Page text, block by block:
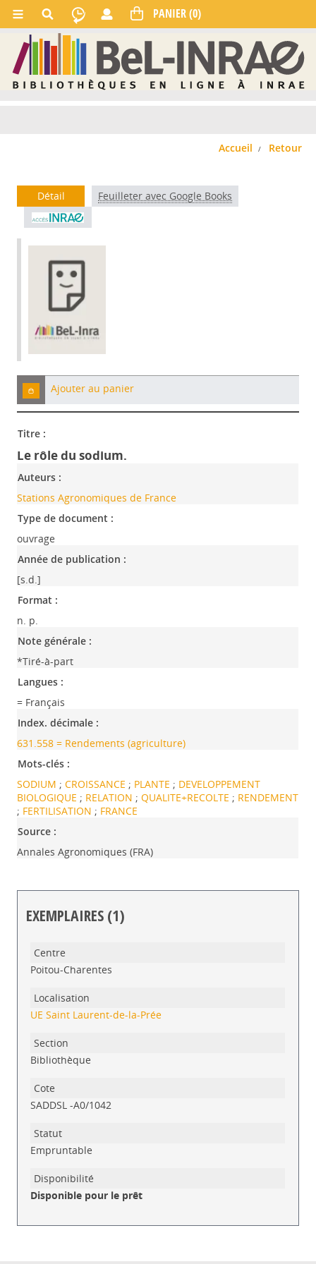
Accueil Retour
Détail Feuilleter avec Google Books
Ajouter au panier
Titre :
Le rôle du sodium.
Auteurs :
Stations Agronomiques de France
Type de document :
ouvrage
Année de publication :
[s.d.]
Format :
n. p.
Note générale :
*Tiré-à-part
Langues :
= Français
Index. décimale :
631.558 = Rendements (agriculture)
Mots-clés :
SODIUM ;CROISSANCE ; PLANTE ; DEVELOPPEMENT
BIOLOGIQUE ; RELATION ;QUALITE+RECOLTE ; RENDEMENT
; FERTILISATION ; FRANCE
Source :
Annales Agronomiques (FRA)
EXEMPLAIRES (1)
Poitou-Charentes
UE Saint Laurent-de-la-Prée
Bibliothèque
SADDSL -A0/1042
Empruntable
Disponible pour le prêt